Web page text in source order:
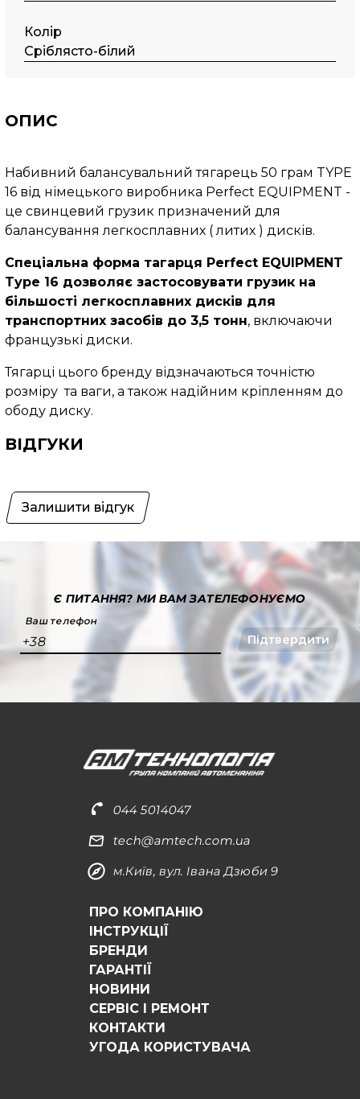
Колір
Сріблясто-білий
ОПИС
Набивний балансувальний тягарець 50 грам TYPE
16 від німецького виробника Perfect EQUIPMENT -
це свинцевий грузик призначений для
балансування легкосплавних ( литих ) дисків.
Спеціальна форма тагарця Perfect EQUIPMENT
Typе 16 дозволяє застосовувати грузик на
більшості легкосплавних дисків для
транспортних засобів до 3,5 тонн, включаючи
французькі диски.
Тягарці цього бренду відзначаються точністю
розміру та ваги, а також надійним кріпленням до
ободу диску.
ВІДГУКИ
Залишити відгук
Є ПИТАННЯ?МИ ВАМ ЗАТЕЛЕФОНУЄМО
Ваш телефон
+38 Підтвердити
044 5014047
tech@amtech.com.ua
м.Київ, вул. Івана Дзюби 9
ПРО КОМПАНІЮ
ІНСТРУКЦІЇ
БРЕНДИ
ГАРАНТІЇ
НОВИНИ
СЕРВІС І РЕМОНТ
КОНТАКТИ
УГОДА КОРИСТУВАЧА